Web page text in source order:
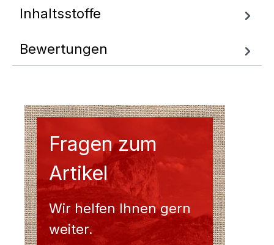
Inhaltsstoffe
Bewertungen
Fragen zum
Artikel
Wir helfen Ihnen gern
weiter.